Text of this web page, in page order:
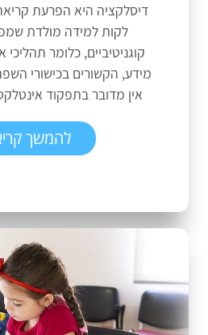
דיסלקציה היא הפרעת
לקות למידה מולדת
קוגניטיביים, כלומר תהליכי
מידע, הקשורים בכישורי
אין מדובר בתפקוד
להמשך